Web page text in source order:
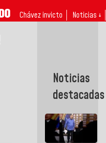
Chávez invicto Noticias ↓
Noticias
destacadas